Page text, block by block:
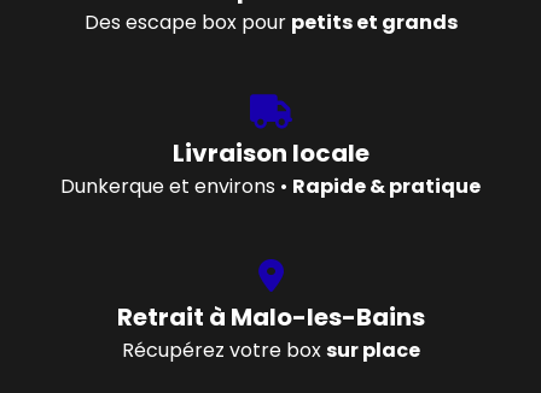
Des escape box pour petits et grands
Livraison locale
Dunkerque et environs • Rapide & pratique
Retrait à Malo-les-Bains
Récupérez votre boxsur place